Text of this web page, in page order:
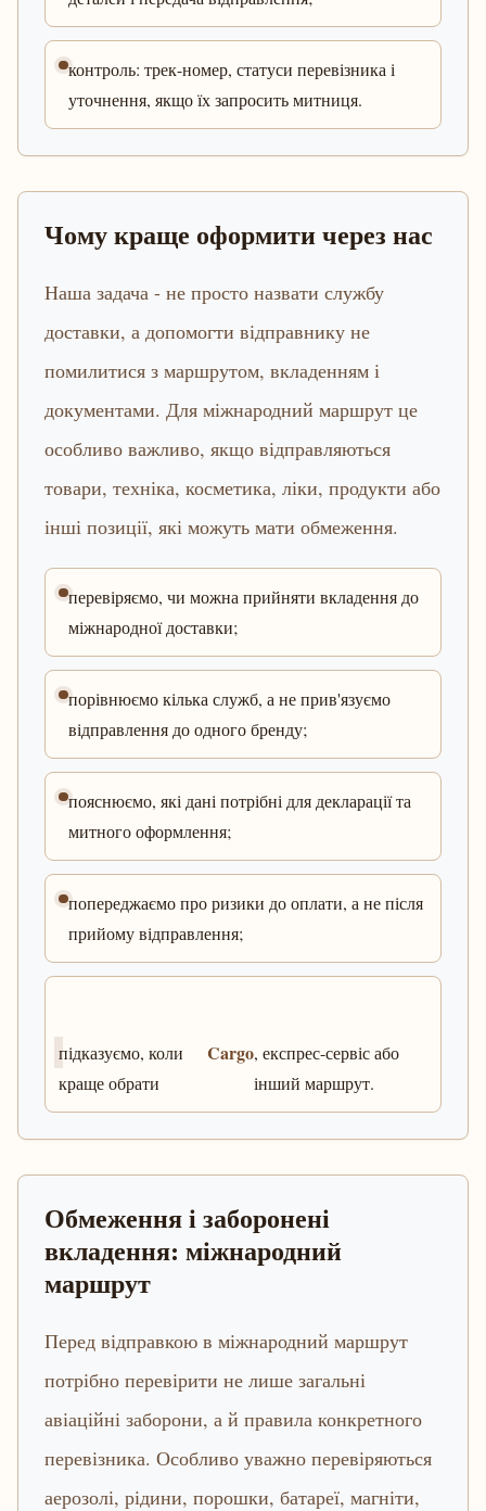
контроль: трек-номер, статуси перевізника і
уточнення, якщо їх запросить митниця.
Чому краще оформити через нас
Наша задача - не просто назвати службу
доставки, а допомогти відправнику не
помилитися з маршрутом, вкладенням і
документами. Для міжнародний маршрут це
особливо важливо, якщо відправляються
товари, техніка, косметика, ліки, продукти або
інші позиції, які можуть мати обмеження.
перевіряємо, чи можна прийняти вкладення до
міжнародної доставки;
порівнюємо кілька служб, а не прив'язуємо
відправлення до одного бренду;
пояснюємо, які дані потрібні для декларації та
митного оформлення;
попереджаємо про ризики до оплати, а не після
прийому відправлення;
підказуємо, коли
краще обрати
Cargo, експрес-сервіс або
інший маршрут.
Обмеження і заборонені
вкладення: міжнародний
маршрут
Перед відправкою в міжнародний маршрут
потрібно перевірити не лише загальні
авіаційні заборони, а й правила конкретного
перевізника. Особливо уважно перевіряються
аерозолі, рідини, порошки, батареї, магніти,